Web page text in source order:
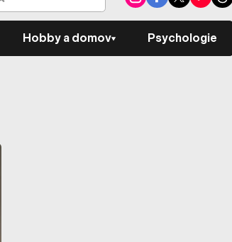
Hobby a domov Psychologie